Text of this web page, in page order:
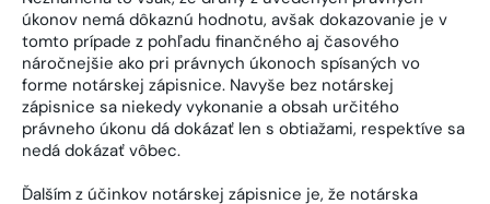
úkonov nemá dôkaznú hodnotu, avšak dokazovanie je v
tomto prípade z pohľadu finančného aj časového
náročnejšie ako pri právnych úkonoch spísaných vo
forme notárskej zápisnice. Navyše bez notárskej
zápisnice sa niekedy vykonanie a obsah určitého
právneho úkonu dá dokázať len s obtiažami, respektíve sa
nedá dokázať vôbec.
Ďalším z účinkov notárskej zápisnice je, že notárska